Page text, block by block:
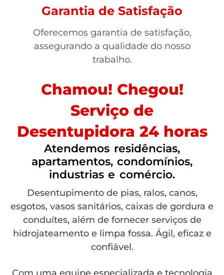
Garantia de Satisfação
Oferecemos garantia de satisfação,
assegurando a qualidade do nosso
trabalho.
Chamou! Chegou!
Serviço de
Desentupidora 24 horas
Atendemos residências,
apartamentos, condomínios,
industrias e comércio.
Desentupimento de pias, ralos, canos,
esgotos, vasos sanitários, caixas de gordura e
conduítes, além de fornecer serviços de
hidrojateamento e limpa fossa. Ágil, eficaz e
confiável.